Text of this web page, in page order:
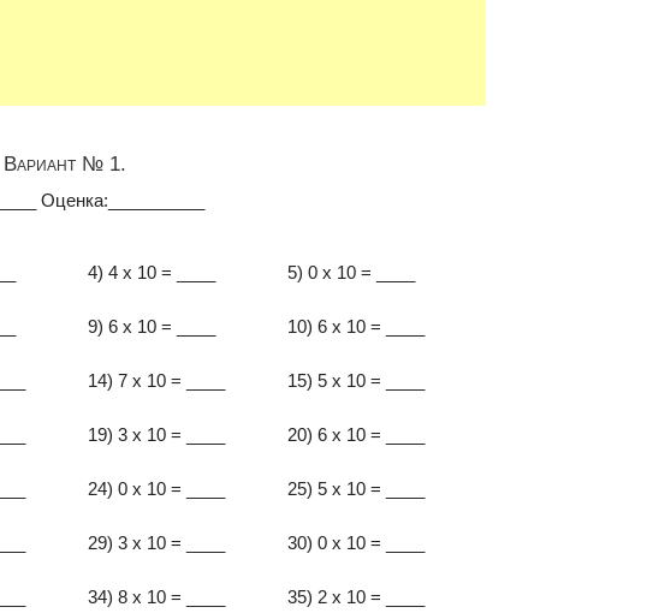
Вариант № 1.
Оценка:__________
4) 4 x 10 = ____ 5) 0 x 10 = ____
9) 6 x 10 = ____ 10) 6 x 10 = ____
14) 7 x 10 = ____ 15) 5 x 10 = ____
19) 3 x 10 = ____ 20) 6 x 10 = ____
24) 0 x 10 = ____ 25) 5 x 10 = ____
29) 3 x 10 = ____ 30) 0 x 10 = ____
34) 8 x 10 = ____ 35) 2 x 10 = ____